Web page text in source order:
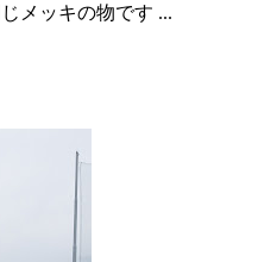
メッキの物です ...